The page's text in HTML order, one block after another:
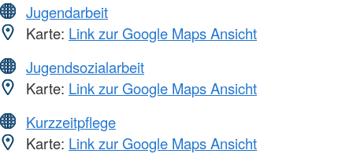
Jugendarbeit
Karte: Link zur Google Maps Ansicht
Jugendsozialarbeit
Karte: Link zur Google Maps Ansicht
Kurzzeitpflege
Karte: Link zur Google Maps Ansicht